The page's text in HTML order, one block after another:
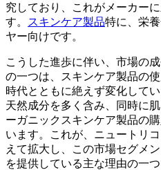
究しており、これがメーカー
す。
スキンケア製品特に、栄
ヤー向けです。
こうした進歩に伴い、市場の
の一つは、スキンケア製品の
時代とともに絶えず変化して
天然成分を多く含み、同時に
ーガニックスキンケア製品の
います。これが、ニュートリ
えて拡大し、この市場セグメ
を提供している主な理由の一つ